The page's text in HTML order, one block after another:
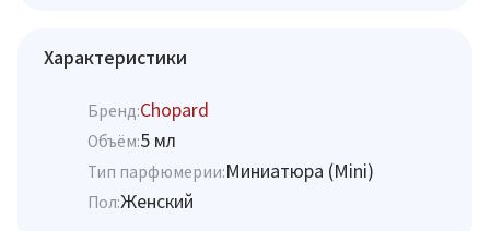
Характеристики
Бренд:Chopard
Объём:5 мл
Тип парфюмерии:Миниатюра (Mini)
Пол:Женский